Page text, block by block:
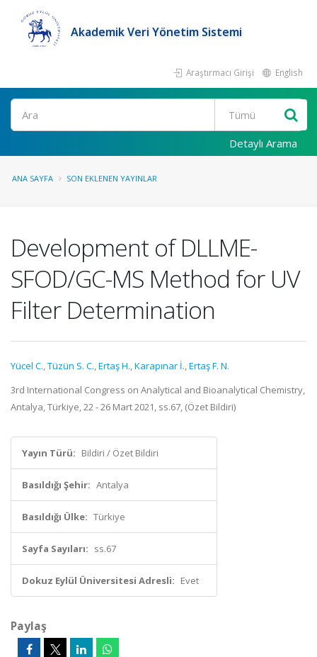
Akademik Veri Yönetim Sistemi
Araştırmacı Girişi English
Ara
Detaylı Arama
ANA SAYFA SON EKLENEN YAYINLAR
Development of DLLME-
SFOD/GC-MS Method for UV
Filter Determination
Yücel C.,Tüzün S. C.,Ertaş H.,Karapınar İ.,Ertaş F. N.
3rd International Congress on Analytical and Bioanalytical Chemistry,
Antalya, Türkiye, 22 - 26 Mart 2021, ss.67, (Özet Bildiri)
Yayın Türü: Bildiri / Özet Bildiri
Basıldığı Şehir: Antalya
Basıldığı Ülke: Türkiye
Sayfa Sayıları: ss.67
Dokuz Eylül Üniversitesi Adresli: Evet
Paylaş